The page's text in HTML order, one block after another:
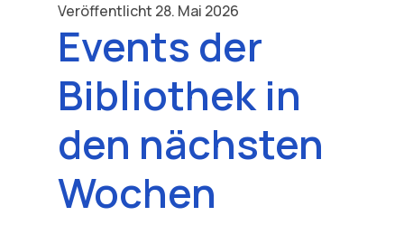
Veröffentlicht 28. Mai 2026
Events der
Bibliothek in
den nächsten
Wochen